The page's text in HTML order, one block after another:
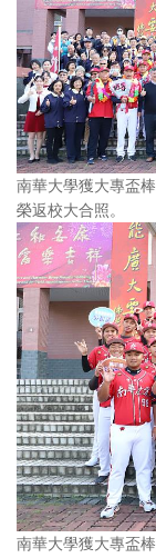
南華大學獲大專盃
榮返校大合照。
南華大學獲大專盃